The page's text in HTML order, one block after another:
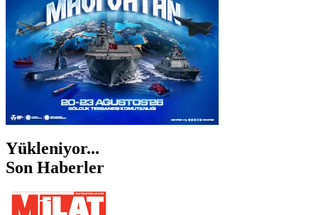
Yükleniyor...
Son Haberler